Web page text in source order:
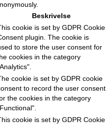
Beskrivelse
cookie is set by GDPR Cookie
plugin. The cookie is
to store the user consent for
cookies in the category
cookie is set by GDPR cookie
to record the user consent
the cookies in the category
cookie is set by GDPR Cookie